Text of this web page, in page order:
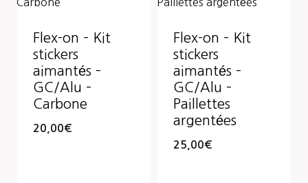
Flex-on – Kit
stickers
aimantés –
GC/Alu –
Carbone
20,00€
Flex-on – Kit
stickers
aimantés –
GC/Alu –
Paillettes
argentées
25,00€